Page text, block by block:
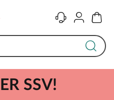
KontaktKonto
SSV!